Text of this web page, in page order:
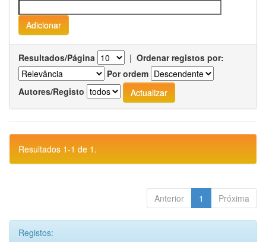
Resultados/Página | Ordenar registos por:
Por ordem
Autores/Registo
Resultados 1-1 de 1.
Anterior 1 Próxima
Registos: